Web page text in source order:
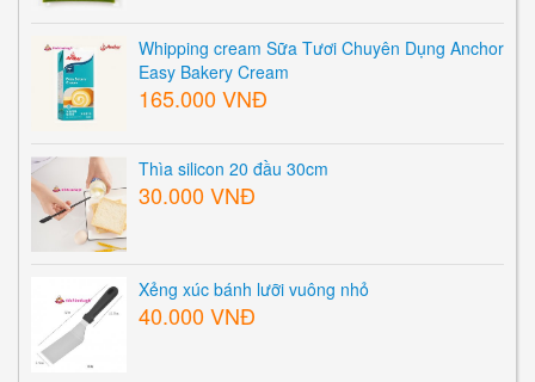
Whipping cream Sữa Tươi Chuyên Dụng Anchor
Easy Bakery Cream
165.000 VNĐ
Thìa silicon 20 đầu 30cm
30.000 VNĐ
Xẻng xúc bánh lưỡi vuông nhỏ
40.000 VNĐ